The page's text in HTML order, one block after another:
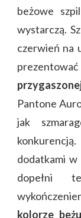
beżowe
wystarczą.
czerwień na
Pantone
jak
dodatkami
dopełni
kolorze beżu